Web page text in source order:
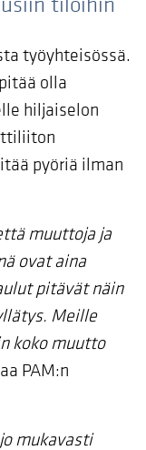
työyhteisössä.
olla
hiljaiselon
pyöriä ilman
muuttoja ja
ovat aina
pitävät näin
Meille
koko muutto
PAM:n
mukavasti